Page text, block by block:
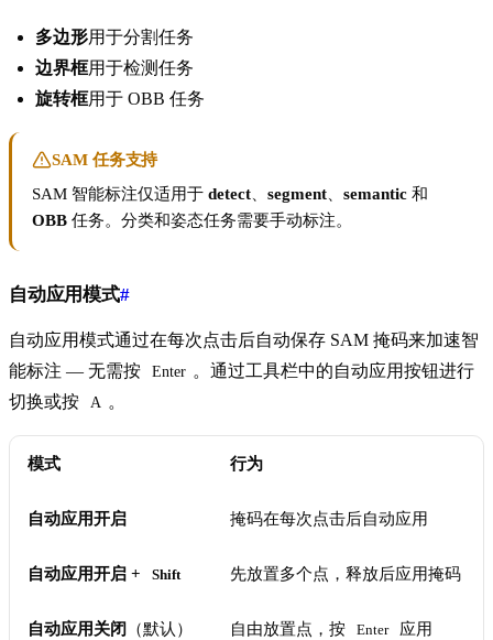
多边形用于分割任务
边界框用于检测任务
旋转框用于 OBB 任务
SAM 任务支持
SAM 智能标注仅适用于 detect segment semantic 和
OBB 任务。分类和姿态任务需要手动标注。
自动应用模式#
自动应用模式通过在每次点击后自动保存 SAM 掩码来加速智
能标注 — 无需按
Enter 。通过工具栏中的自动应用按钮进行
切换或按
A 。
模式 行为
自动应用开启 掩码在每次点击后自动应用
自动应用开启 + Shift 先放置多个点，释放后应用掩码
自动应用关闭 （默认） 自由放置点，按 Enter 应用